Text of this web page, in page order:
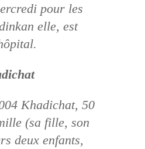
pour les
elle, est
Khadichat, 50
(sa fille, son
deux enfants,